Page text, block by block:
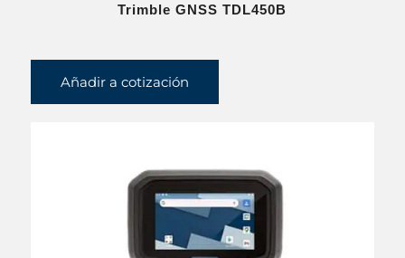
Trimble GNSS TDL450B
Añadir a cotización